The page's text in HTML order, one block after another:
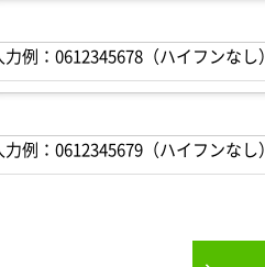
力例：0612345678（ハイフンなし）
力例：0612345679（ハイフンなし）